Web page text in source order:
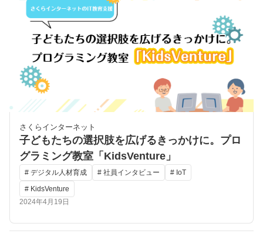
さくらインターネット
子どもたちの選択肢を広げるきっかけに。プロ
グラミング教室「KidsVenture」
# デジタル人材育成 # 社員インタビュー
# IoT
# KidsVenture
2024年4月19日